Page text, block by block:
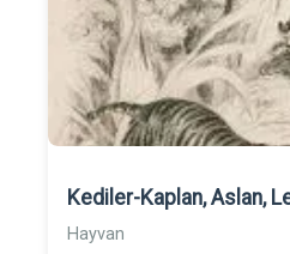
Kediler-Kaplan, Aslan,
Hayvan